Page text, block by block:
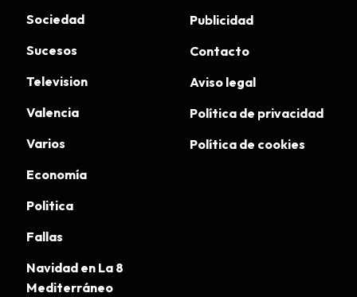
Sociedad
Sucesos
Television
Valencia
Varios
Economía
Politica
Fallas
Navidad en La 8
Mediterráneo
Publicidad
Contacto
Aviso legal
Política de privacidad
Política de cookies